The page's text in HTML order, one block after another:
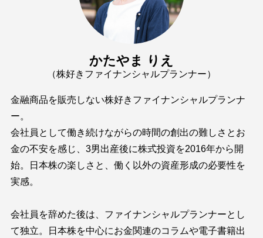
かたやま りえ
（株好きファイナンシャルプランナー）
金融商品を販売しない株好きファイナンシャルプランナ
ー。
会社員として働き続けながらの時間の創出の難しさとお
金の不安を感じ、3男出産後に株式投資を2016年から開
始。日本株の楽しさと、働く以外の資産形成の必要性を
実感。
会社員を辞めた後は、ファイナンシャルプランナーとし
て独立。日本株を中心にお金関連のコラムや電子書籍出